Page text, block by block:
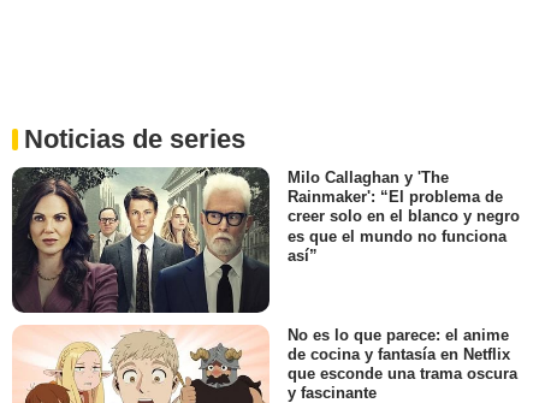
Noticias de series
Milo Callaghan y 'The
Rainmaker': “El problema de
creer solo en el blanco y negro
es que el mundo no funciona
así”
No es lo que parece: el anime
de cocina y fantasía en Netflix
que esconde una trama oscura
y fascinante